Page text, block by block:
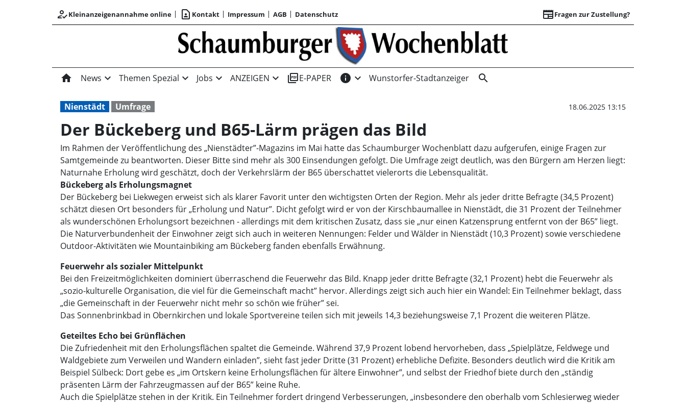
how_to_regKleinanzeigenannahme online contact_page Kontakt Impressum AGB Datenschutz newspaperFragen zur Zustellung?
Der Bückeberg
home News expand_more Themen Spezial expand_more Jobs expand_more ANZEIGEN expand_more picture_as_pdfE-PAPER info expand_more Wunstorfer-Stadtanzeiger search
Nienstädt Umfrage 18.06.2025 13:15
Der Bückeberg und B65-Lärm prägen das Bild
Im Rahmen der Veröffentlichung des „Nienstädter”-Magazins im Mai hatte das Schaumburger Wochenblatt dazu aufgerufen, einige Fragen zur
Samtgemeinde zu beantworten. Dieser Bitte sind mehr als 300 Einsendungen gefolgt. Die Umfrage zeigt deutlich, was den Bürgern am Herzen liegt:
Naturnahe Erholung wird geschätzt, doch der Verkehrslärm der B65 überschattet vielerorts die Lebensqualität.
Bückeberg als Erholungsmagnet
Der Bückeberg bei Liekwegen erweist sich als klarer Favorit unter den wichtigsten Orten der Region. Mehr als jeder dritte Befragte (34,5 Prozent)
schätzt diesen Ort besonders für „Erholung und Natur”. Dicht gefolgt wird er von der Kirschbaumallee in Nienstädt, die 31 Prozent der Teilnehmer
als wunderschönen Erholungsort bezeichnen - allerdings mit dem kritischen Zusatz, dass sie „nur einen Katzensprung entfernt von der B65” liegt.
Die Naturverbundenheit der Einwohner zeigt sich auch in weiteren Nennungen: Felder und Wälder in Nienstädt (10,3 Prozent) sowie verschiedene
Outdoor-Aktivitäten wie Mountainbiking am Bückeberg fanden ebenfalls Erwähnung.
Feuerwehr als sozialer Mittelpunkt
Bei den Freizeitmöglichkeiten dominiert überraschend die Feuerwehr das Bild. Knapp jeder dritte Befragte (32,1 Prozent) hebt die Feuerwehr als
„sozio-kulturelle Organisation, die viel für die Gemeinschaft macht” hervor. Allerdings zeigt sich auch hier ein Wandel: Ein Teilnehmer beklagt, dass
„die Gemeinschaft in der Feuerwehr nicht mehr so schön wie früher” sei.
Das Sonnenbrinkbad in Obernkirchen und lokale Sportvereine teilen sich mit jeweils 14,3 beziehungsweise 7,1 Prozent die weiteren Plätze.
Geteiltes Echo bei Grünflächen
Die Zufriedenheit mit den Erholungsflächen spaltet die Gemeinde. Während 37,9 Prozent lobend hervorheben, dass „Spielplätze, Feldwege und
Waldgebiete zum Verweilen und Wandern einladen”, sieht fast jeder Dritte (31 Prozent) erhebliche Defizite. Besonders deutlich wird die Kritik am
Beispiel Sülbeck: Dort gebe es „im Ortskern keine Erholungsflächen für ältere Einwohner”, und selbst der Friedhof biete durch den „ständig
präsenten Lärm der Fahrzeugmassen auf der B65” keine Ruhe.
Auch die Spielplätze stehen in der Kritik. Ein Teilnehmer fordert dringend Verbesserungen, „insbesondere den oberhalb vom Schlesierweg wieder